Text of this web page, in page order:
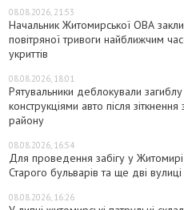
08.08.2026, 21:53
Начальник Житомирської ОВА
повітряної тривоги найближчим
укриттів
08.08.2026, 18:01
Рятувальники деблокували загиблу
конструкціями авто після
району
08.08.2026, 16:54
Для проведення забігу у
Старого бульварів та ще дві вулиці
08.08.2026, 16:26